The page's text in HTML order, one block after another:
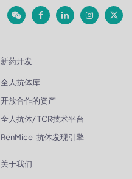
新药开发
全人抗体库
开放合作的资产
全人抗体/ TCR技术平台
RenMice-抗体发现引擎
关于我们